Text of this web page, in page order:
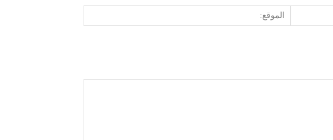
البريد
الإلكتروني
:*
الموقع: